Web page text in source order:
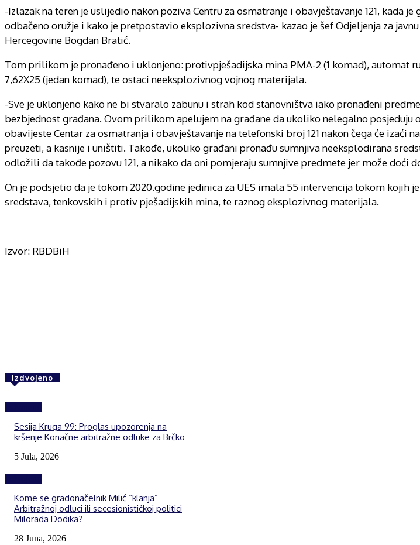
-Izlazak na teren je uslijedio nakon poziva Centru za osmatranje i obavještavanje 121, kada
odbačeno oružje i kako je pretpostavio eksplozivna sredstva- kazao je šef Odjeljenja za
Hercegovine Bogdan Bratić.
Tom prilikom je pronađeno i uklonjeno: protivpješadijska mina PMA-2 (1 komad), automat
7,62X25 (jedan komad), te ostaci neeksplozivnog vojnog materijala.
-Sve je uklonjeno kako ne bi stvaralo zabunu i strah kod stanovništva iako pronađeni
bezbjednost građana. Ovom prilikom apelujem na građane da ukoliko nelegalno posjeduju
obavijeste Centar za osmatranja i obavještavanje na telefonski broj 121 nakon čega će izaći
preuzeti, a kasnije i uništiti. Takođe, ukoliko građani pronađu sumnjiva neeksplodirana
odložili da takođe pozovu 121, a nikako da oni pomjeraju sumnjive predmete jer može doći
On je podsjetio da je tokom 2020.godine jedinica za UES imala 55 intervencija tokom kojih
sredstava, tenkovskih i protiv pješadijskih mina, te raznog eksplozivnog materijala.
Izvor: RBDBiH
Izdvojeno
Sesija Kruga 99: Proglas upozorenja na
kršenje Konačne arbitražne odluke za Brčko
5 Jula, 2026
Kome se gradonačelnik Milić “klanja”
Arbitražnoj odluci ili secesionističkoj politici
Milorada Dodika?
28 Juna, 2026